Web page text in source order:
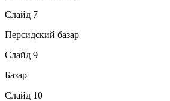
Слайд 7
Персидский базар
Слайд 9
Базар
Слайд 10